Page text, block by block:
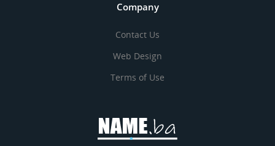
Company
Contact Us
Web Design
Terms of Use